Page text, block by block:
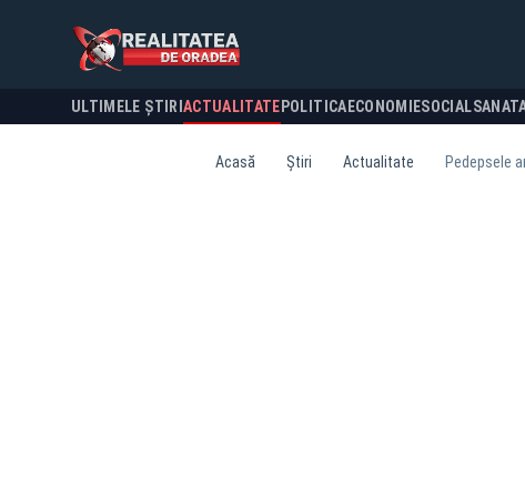
ULTIMELE ȘTIRI ACTUALITATE POLITICA ECONOMIESOCIAL
Acasă Știri Actualitate Pedepsele